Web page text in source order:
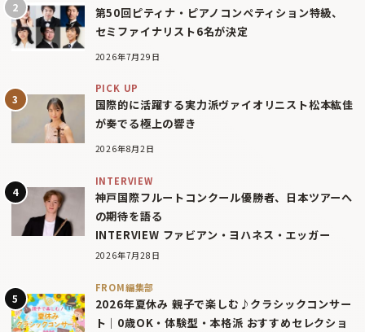
第50回ピティナ・ピアノコンペティション特級、
セミファイナリスト6名が決定
2026年7月29日
PICK UP
国際的に活躍する実力派ヴァイオリニスト松本紘佳
が奏でる極上の響き
2026年8月2日
INTERVIEW
神戸国際フルートコンクール優勝者、日本ツアーへ
の期待を語る
INTERVIEW ファビアン・ヨハネス・エッガー
2026年7月28日
FROM編集部
2026年夏休み 親子で楽しむ♪クラシックコンサー
ト｜0歳OK・体験型・本格派 おすすめセレクショ